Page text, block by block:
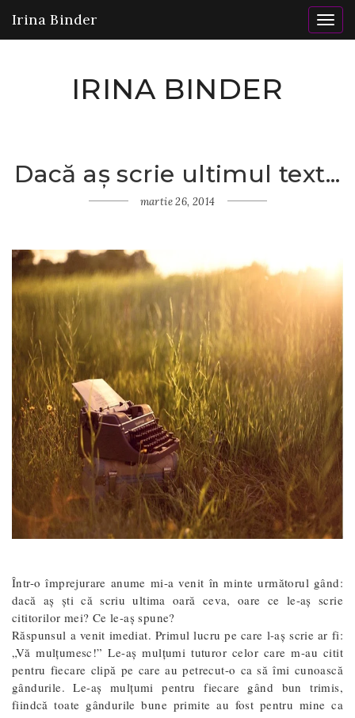
Irina Binder
IRINA BINDER
Home
text...
Dacă aș scrie ultimul text...
martie 26, 2014
Într-o împrejurare anume mi-a venit în minte următorul gând:
dacă aş şti că scriu ultima oară ceva, oare ce le-aş scrie
cititorilor mei? Ce le-aş spune?
Răspunsul a venit imediat. Primul lucru pe care l-aş scrie ar fi:
„Vă mulţumesc!” Le-aş mulţumi tuturor celor care m-au citit
pentru fiecare clipă pe care au petrecut-o ca să îmi cunoască
gândurile. Le-aş mulţumi pentru fiecare gând bun trimis,
fiindcă toate gândurile bune primite au fost pentru mine ca